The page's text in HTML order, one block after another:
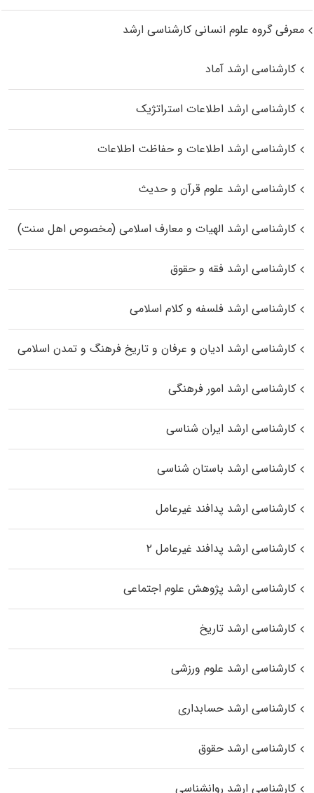
معرفی گروه علوم انسانی کارشناسی ارشد
کارشناسی ارشد آماد
کارشناسی ارشد اطلاعات استراتژیک
کارشناسی ارشد اطلاعات و حفاظت اطلاعات
کارشناسی ارشد علوم قرآن و حدیث
کارشناسی ارشد الهیات و معارف اسلامی (مخصوص اهل سنت)
کارشناسی ارشد فقه و حقوق
کارشناسی ارشد فلسفه و کلام اسلامی
کارشناسی ارشد ادیان و عرفان و تاریخ فرهنگ و تمدن اسلامی
کارشناسی ارشد امور فرهنگی
کارشناسی ارشد ایران شناسی
کارشناسی ارشد باستان شناسی
کارشناسی ارشد پدافند غیرعامل
کارشناسی ارشد پدافند غیرعامل ۲
کارشناسی ارشد پژوهش علوم اجتماعی
کارشناسی ارشد تاریخ
کارشناسی ارشد علوم ورزشی
کارشناسی ارشد حسابداری
کارشناسی ارشد حقوق
کارشناسی ارشد روانشناسی